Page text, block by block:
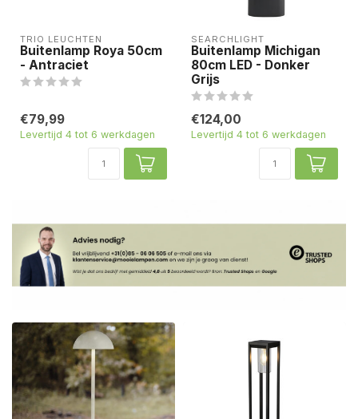
TRIO LEUCHTEN
Buitenlamp Roya 50cm
- Antraciet
€79,99
Levertijd 4 tot 6 werkdagen
SEARCHLIGHT
Buitenlamp Michigan
80cm LED - Donker
Grijs
€124,00
Levertijd 4 tot 6 werkdagen